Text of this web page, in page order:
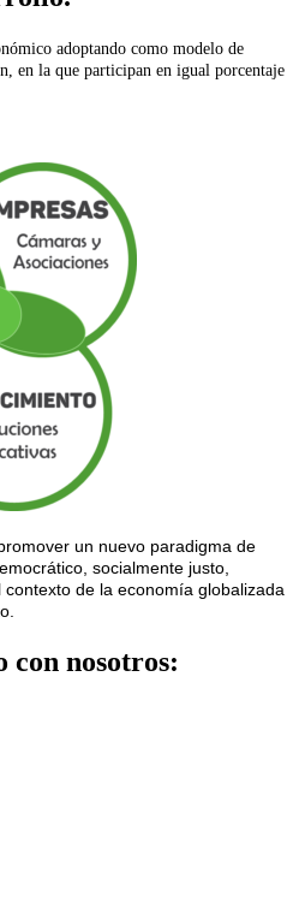
adoptando como modelo de
en la que participan en igual porcentaje
un nuevo paradigma de
socialmente justo,
de la economía globalizada
con nosotros: